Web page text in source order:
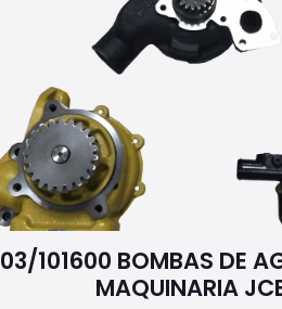
03/101600 BOMBAS DE
MAQUINARIA